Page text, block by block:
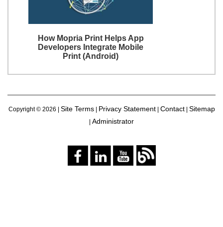
How Mopria Print Helps App
Developers Integrate Mobile
Print (Android)
Copyright © 2026 | Site Terms| Privacy Statement| Contact| Sitemap
Administrator